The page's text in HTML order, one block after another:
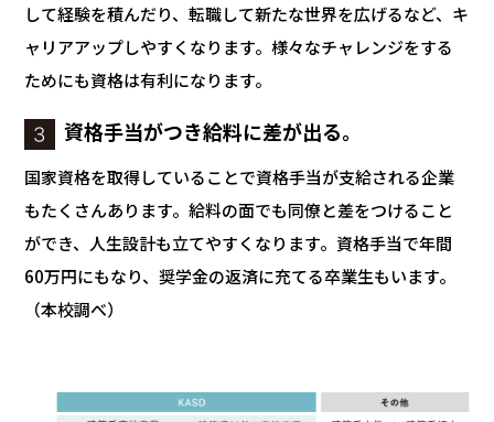
して経験を積んだり、転職して新たな世界を広げるなど、キ
ャリアアップしやすくなります。様々なチャレンジをする
ためにも資格は有利になります。
資格手当がつき給料に差が出る。
国家資格を取得していることで資格手当が支給される企業
もたくさんあります。給料の面でも同僚と差をつけること
ができ、人生設計も立てやすくなります。資格手当で年間
60万円にもなり、奨学金の返済に充てる卒業生もいます。
（本校調べ）